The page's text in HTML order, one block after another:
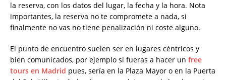
la reserva, con los datos del lugar, la fecha y la hora. Nota
importantes, la reserva no te compromete a nada, si
finalmente no vas no tiene penalización ni coste alguno.
El punto de encuentro suelen ser en lugares céntricos y
bien comunicados, por ejemplo si fueras a hacer un free
tours en Madrid pues, sería en la Plaza Mayor o en la Puerta